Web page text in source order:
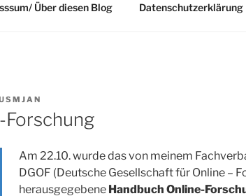
Über diesen Blog Datenschutzerklärung
Forschung
Am 22.10. wurde das von meinem
DGOF (Deutsche Gesellschaft für Online –
herausgegebene Handbuch Online-